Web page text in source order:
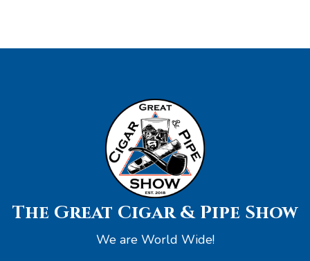
The Great Cigar & Pipe Show
We are World Wide!